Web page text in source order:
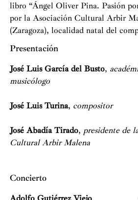
libro “Ángel Oliver Pina. Pasión
por la Asociación Cultural Arbir
(Zaragoza), localidad natal del
Presentación
José Luis García del Busto,
musicólogo
José Luis Turina, compositor
José Abadía Tirado, presidente de
Cultural Arbir Malena
Concierto